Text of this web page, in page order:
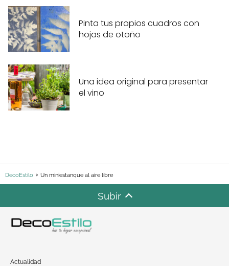
Pinta tus propios cuadros con
hojas de otoño
Una idea original para presentar
el vino
DecoEstilo Un miniestanque al aire libre
Subir
Actualidad